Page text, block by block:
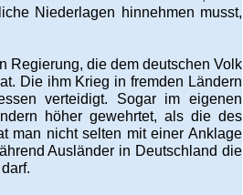
Niederlagen hinnehmen musst,
Regierung, die dem deutschen Volk
Die ihm Krieg in fremden Ländern
verteidigt. Sogar im eigenen
höher gewehrtet, als die des
man nicht selten mit einer Anklage
Ausländer in Deutschland die